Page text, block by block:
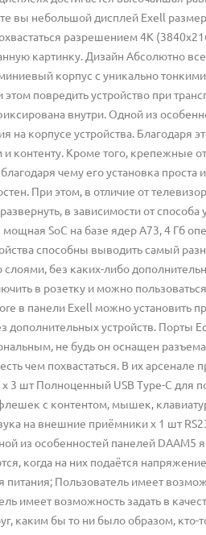
вы небольшой дисплей Exell
разрешением 4К
картинку. Дизайн Абсолютно
корпус с уникально
повредить устройство при
внутри. Одной из
на корпусе устройства. Благодаря
контенту. Кроме того, крепежные
чему его установка проста
При этом, в отличие от
в зависимости от
SoC на базе ядер A73, 4 Гб
способны выводить самый
без каких-либо
в розетку и можно
в панели Exell можно установить
устройств. Порты
не будь он оснащен
чем похвастаться. В их арсенале
3 шт Полноценный USB Type-C для
с контентом, мышек,
на внешние приёмники х 1 шт
из особенностей панелей DAAM5
когда на них подаётся
Пользователь имеет
имеет возможность задать в
каким бы то ни было образом, кто-